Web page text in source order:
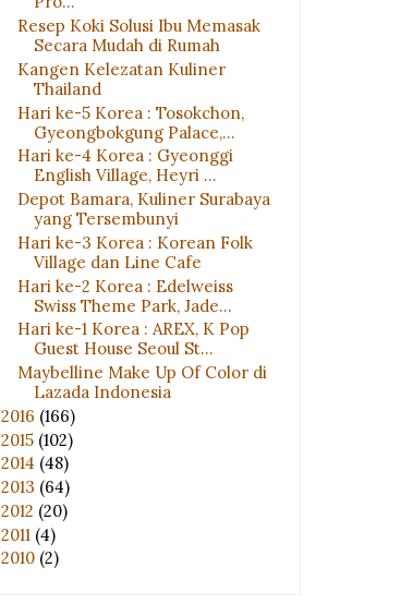
Resep Koki Solusi Ibu Memasak
Secara Mudah di Rumah
Kangen Kelezatan Kuliner
Thailand
Hari ke-5 Korea : Tosokchon,
Gyeongbokgung Palace,...
Hari ke-4 Korea : Gyeonggi
English Village, Heyri ...
Depot Bamara, Kuliner Surabaya
yang Tersembunyi
Hari ke-3 Korea : Korean Folk
Village dan Line Cafe
Hari ke-2 Korea : Edelweiss
Swiss Theme Park, Jade...
Hari ke-1 Korea : AREX, K Pop
Guest House Seoul St...
Maybelline Make Up Of Color di
Lazada Indonesia
2016 (166)
2015 (102)
2014 (48)
2013 (64)
2012 (20)
2011 (4)
2010 (2)